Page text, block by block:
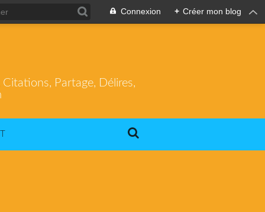
Connexion + Créer mon blog
Partage, Délires,